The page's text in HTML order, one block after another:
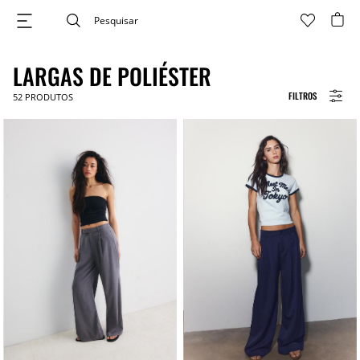
FILTROS
LARGAS DE POLIÉSTER
52 PRODUTOS